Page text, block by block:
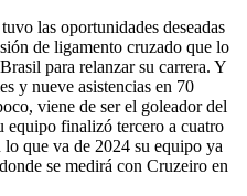
las oportunidades deseadas
de ligamento cruzado que lo
para relanzar su carrera. Y
y nueve asistencias en 70
viene de ser el goleador del
equipo finalizó tercero a cuatro
que va de 2024 su equipo ya
se medirá con Cruzeiro en